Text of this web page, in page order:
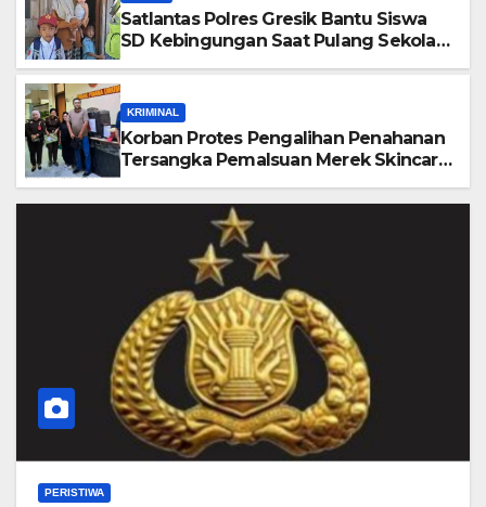
Satlantas Polres Gresik Bantu Siswa
SD Kebingungan Saat Pulang Sekolah,
KRIMINAL
Korban Protes Pengalihan Penahanan
Tersangka Pemalsuan Merek Skincare,
Tegur Jaksanya
PERISTIWA